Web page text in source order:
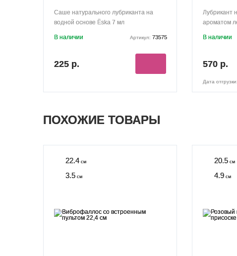
Саше натурального лубриканта на
водной основе Ёska 7 мл
В наличии Артикул: 73575
225 р.
Лубрикант
ароматом
В наличии
570 р.
Дата отгрузки:
ПОХОЖИЕ ТОВАРЫ
22.4 см
3.5 см
20.5 см
4.9 см